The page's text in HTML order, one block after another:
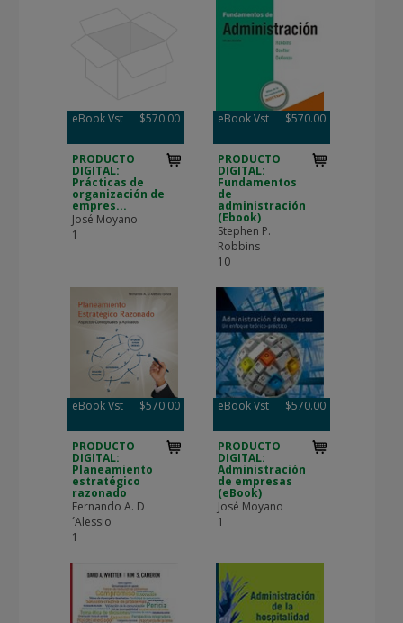
eBook Vst $570.00
PRODUCTO
DIGITAL:
Prácticas de
organización de
empres...
José Moyano
1
eBook Vst $570.00
PRODUCTO
DIGITAL:
Fundamentos
de
administración
(Ebook)
Stephen P.
Robbins
10
eBook Vst $570.00
PRODUCTO
DIGITAL:
Planeamiento
estratégico
razonado
Fernando A. D
´Alessio
1
eBook Vst $570.00
PRODUCTO
DIGITAL:
Administración
de empresas
(eBook)
José Moyano
1